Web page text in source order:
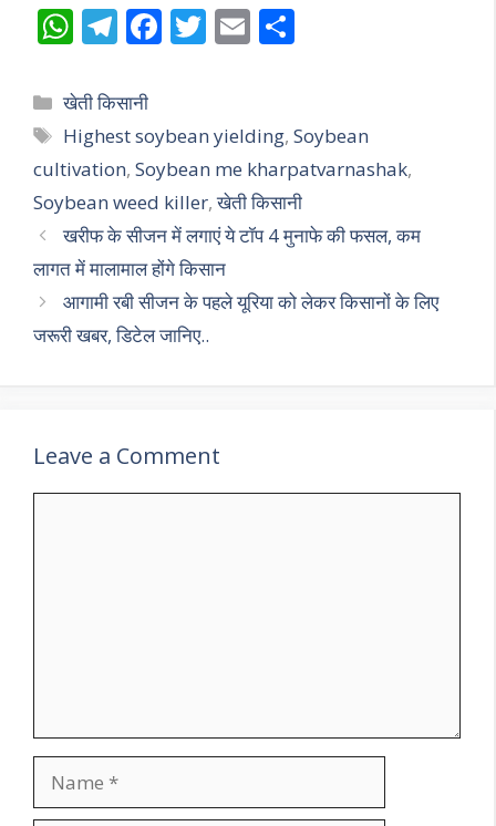
W
at
s
A
p
p
T
e
gr
a
m
F
b
o
o
k
T
er
E
l e
Categories
खेती किसानी
Tags
Highest soybean yielding,Soybean
cultivation, Soybean me kharpatvarnashak,
Soybean weed killer,खेती किसानी
खरीफ के सीजन में लगाएं ये टॉप 4 मुनाफे की फसल, कम
लागत में मालामाल होंगे किसान
आगामी रबी सीजन के पहले यूरिया को लेकर किसानों के लिए
जरूरी खबर, डिटेल जानिए..
Leave a Comment